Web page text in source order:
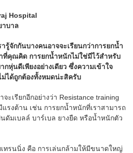
Hospital
บาล
กกันบางคนอาจจะเรียนกว่าการยกน้ำ
คุณคิด การยกน้ำหนักไม่ใช่มีไว้สำหรับ
หุ่นดีเพียงอย่างเดียว ซึ่งความเข้าใจ
ม่ได้ถูกต้องทั้งหมดน่ะสิครับ
เรียกอีกอย่างว่า Resistance training
รงต้าน เช่น การยกน้ำหนักที่เราสามารถ
ดัมเบลล์ บาร์เบล ยางยืด หรือน้ำหนักตัว
นนิ่ง คือ การเล่นกล้ามให้มีขนาดใหญ่